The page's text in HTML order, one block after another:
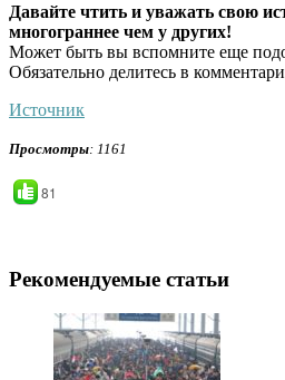
Давайте чтить и уважать свою
многограннее чем у других!
Может быть вы вспомните еще
Обязательно делитесь в
Источник
Просмотры: 1161
81
Рекомендуемые статьи